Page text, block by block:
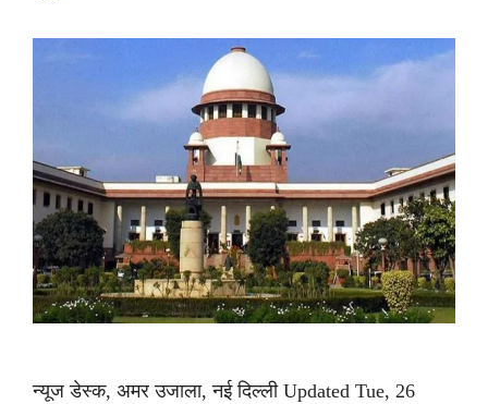
न्यूज डेस्क, अमर उजाला, नई दिल्ली Updated Tue, 26